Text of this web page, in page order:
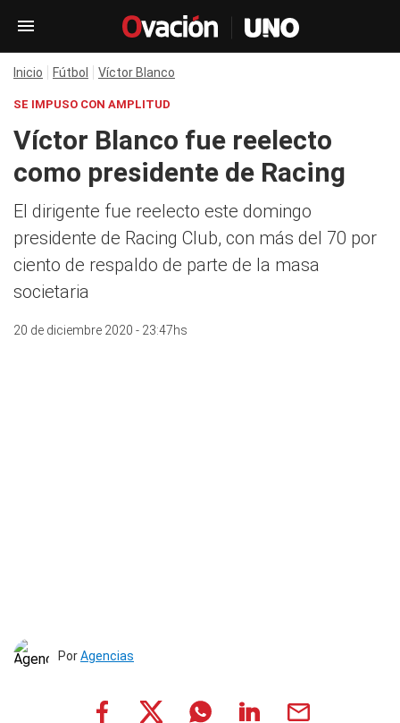
Inicio Fútbol Víctor Blanco
SE IMPUSO CON AMPLITUD
Víctor Blanco fue reelecto
como presidente de Racing
El dirigente fue reelecto este domingo
presidente de Racing Club, con más del 70 por
ciento de respaldo de parte de la masa
societaria
20 de diciembre 2020 - 23:47hs
PorAgencias